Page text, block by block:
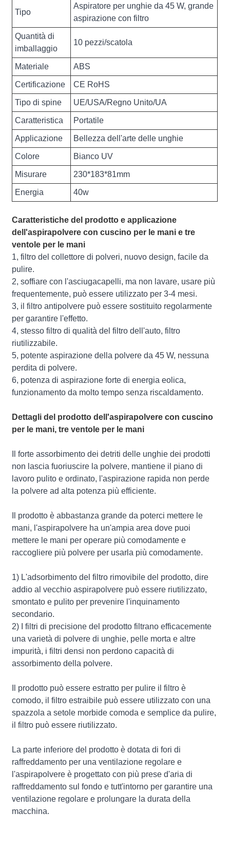
Tipo
Aspiratore per unghie da 45 W, grande
aspirazione con filtro
Quantità di
imballaggio
10 pezzi/scatola
Materiale ABS
Certificazione CE RoHS
Tipo di spine UE/USA/Regno Unito/UA
Caratteristica Portatile
Applicazione Bellezza dell'arte delle unghie
Colore Bianco UV
Misurare 230*183*81mm
Energia 40w
Caratteristiche del prodotto e applicazione
dell'aspirapolvere con cuscino per le mani e tre
ventole per le mani
1, filtro del collettore di polveri, nuovo design, facile da
pulire.
2, soffiare con l'asciugacapelli, ma non lavare, usare più
frequentemente, può essere utilizzato per 3-4 mesi.
3, il filtro antipolvere può essere sostituito regolarmente
per garantire l'effetto.
4, stesso filtro di qualità del filtro dell'auto, filtro
riutilizzabile.
5, potente aspirazione della polvere da 45 W, nessuna
perdita di polvere.
6, potenza di aspirazione forte di energia eolica,
funzionamento da molto tempo senza riscaldamento.
Dettagli del prodotto dell'aspirapolvere con cuscino
per le mani, tre ventole per le mani
Il forte assorbimento dei detriti delle unghie dei prodotti
non lascia fuoriuscire la polvere, mantiene il piano di
lavoro pulito e ordinato, l'aspirazione rapida non perde
la polvere ad alta potenza più efficiente.
Il prodotto è abbastanza grande da poterci mettere le
mani, l'aspirapolvere ha un'ampia area dove puoi
mettere le mani per operare più comodamente e
raccogliere più polvere per usarla più comodamente.
1) L'adsorbimento del filtro rimovibile del prodotto, dire
addio al vecchio aspirapolvere può essere riutilizzato,
smontato e pulito per prevenire l'inquinamento
secondario.
2) I filtri di precisione del prodotto filtrano efficacemente
una varietà di polvere di unghie, pelle morta e altre
impurità, i filtri densi non perdono capacità di
assorbimento della polvere.
Il prodotto può essere estratto per pulire il filtro è
comodo, il filtro estraibile può essere utilizzato con una
spazzola a setole morbide comoda e semplice da pulire,
il filtro può essere riutilizzato.
La parte inferiore del prodotto è dotata di fori di
raffreddamento per una ventilazione regolare e
l'aspirapolvere è progettato con più prese d'aria di
raffreddamento sul fondo e tutt'intorno per garantire una
ventilazione regolare e prolungare la durata della
macchina.